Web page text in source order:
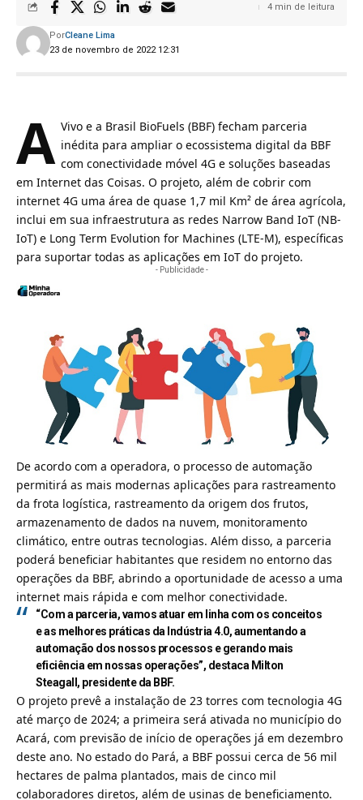
23 de novembro de 2022 12:31
PorCleane Lima
4 min de leitura
A Vivo e a Brasil BioFuels (BBF) fecham parceria
inédita para ampliar o ecossistema digital da BBF
com conectividade móvel 4G e soluções baseadas
em Internet das Coisas. O projeto, além de cobrir com
internet 4G uma área de quase 1,7 mil Km² de área agrícola,
inclui em sua infraestrutura as redes Narrow Band IoT (NB-
IoT) e Long Term Evolution for Machines (LTE-M), específicas
para suportar todas as aplicações em IoT do projeto.
- Publicidade -
De acordo com a operadora, o processo de automação
permitirá as mais modernas aplicações para rastreamento
da frota logística, rastreamento da origem dos frutos,
armazenamento de dados na nuvem, monitoramento
climático, entre outras tecnologias. Além disso, a parceria
poderá beneficiar habitantes que residem no entorno das
operações da BBF, abrindo a oportunidade de acesso a uma
internet mais rápida e com melhor conectividade.
“Com a parceria, vamos atuar em linha com os conceitos
e as melhores práticas da Indústria 4.0, aumentando a
automação dos nossos processos e gerando mais
eficiência em nossas operações”, destaca Milton
Steagall, presidente da BBF.
O projeto prevê a instalação de 23 torres com tecnologia 4G
até março de 2024; a primeira será ativada no município do
Acará, com previsão de início de operações já em dezembro
deste ano. No estado do Pará, a BBF possui cerca de 56 mil
hectares de palma plantados, mais de cinco mil
colaboradores diretos, além de usinas de beneficiamento.